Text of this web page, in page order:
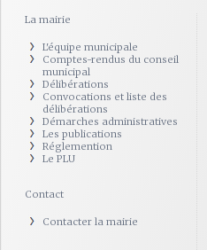
La mairie
L'équipe municipale
Comptes-rendus du conseil
municipal
Délibérations
Convocations et liste des
délibérations
Démarches administratives
Les publications
Réglemention
Le PLU
Contact
Contacter la mairie